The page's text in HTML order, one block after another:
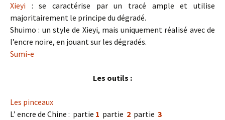
Xieyi : se caractérise par un tracé ample et utilise
majoritairement le principe du dégradé.
Shuimo : un style de Xieyi, mais uniquement réalisé avec de
l’encre noire, en jouant sur les dégradés.
Sumi-e
Les outils :
Les pinceaux
L’ encre de Chine : partie 1 partie 2 partie 3